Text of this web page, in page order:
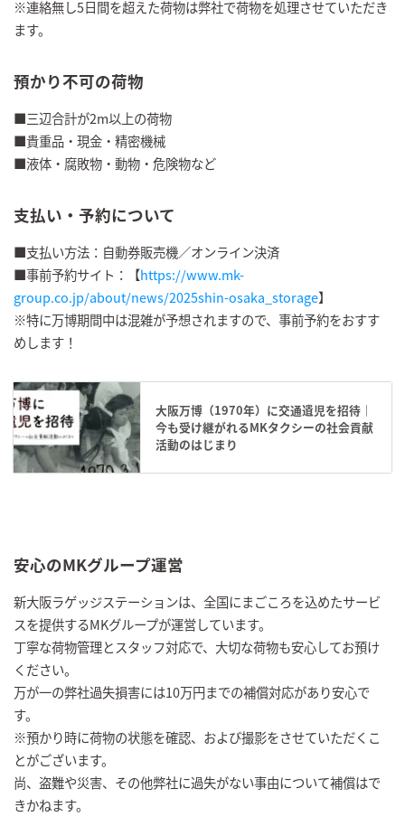
※連絡無し5日間を超えた荷物は弊社で荷物を処理させていただき
ます。
預かり不可の荷物
■三辺合計が2m以上の荷物
■貴重品・現金・精密機械
■液体・腐敗物・動物・危険物など
支払い・予約について
■支払い方法：自動券販売機／オンライン決済
■事前予約サイト：【https://www.mk-
group.co.jp/about/news/2025shin-osaka_storage】
※特に万博期間中は混雑が予想されますので、事前予約をおすす
めします！
大阪万博（1970年）に交通遺児を招待｜
今も受け継がれるMKタクシーの社会貢献
活動のはじまり
安心のMKグループ運営
新大阪ラゲッジステーションは、全国にまごころを込めたサービ
スを提供するMKグループが運営しています。
丁寧な荷物管理とスタッフ対応で、大切な荷物も安心してお預け
ください。
万が一の弊社過失損害には10万円までの補償対応があり安心で
す。
※預かり時に荷物の状態を確認、および撮影をさせていただくこ
とがございます。
尚、盗難や災害、その他弊社に過失がない事由について補償はで
きかねます。